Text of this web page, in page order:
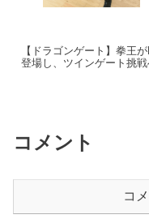
【ドラゴンゲート】拳王
登場し、ツインゲート挑戦
コメント
コ